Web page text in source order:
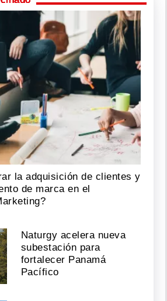
la adquisición de clientes y
de marca en el
Naturgy acelera nueva
subestación para
fortalecer Panamá
Pacífico